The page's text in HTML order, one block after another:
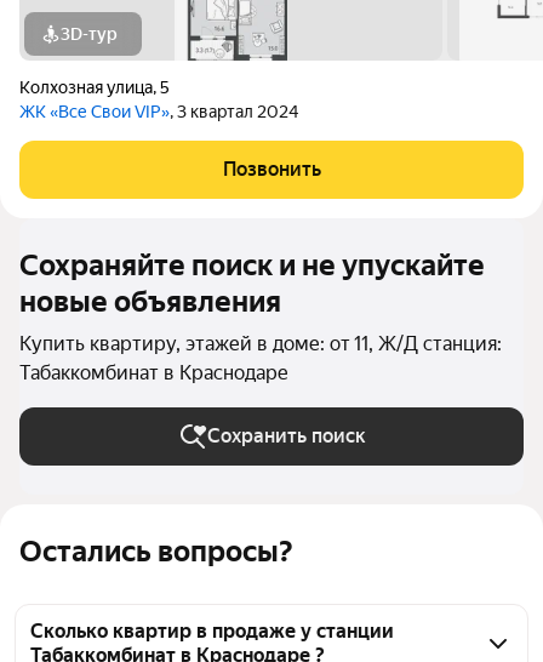
Остались вопросы?
Сколько квартир в продаже у станции
Табаккомбинат в Краснодаре ?
3D-тур
Колхозная улица,5
ЖК «Все Свои VIP», 3 квартал 2024
Позвонить
Сохраняйте поиск и не упускайте
новые объявления
Купить квартиру, этажей в доме: от 11, Ж/Д станция:
Табаккомбинат в Краснодаре
Сохранить поиск